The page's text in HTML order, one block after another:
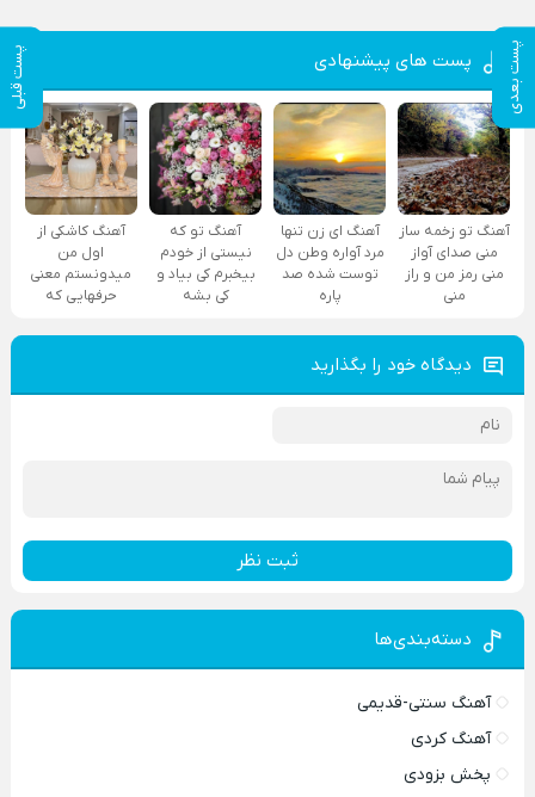
پست بعدی پست قبلی پست های پیشنهادی
آهنگ تو زخمه ساز
منی صدای آواز
منی رمز من و راز
منی
آهنگ ای زن تنها
مرد آواره وطن دل
توست شده صد
پاره
آهنگ تو که
نیستی از خودم
بیخبرم کی بیاد و
کی بشه
آهنگ کاشکی از
اول من
میدونستم معنی
حرفهایی که
دیدگاه خود را بگذارید
ثبت نظر
دسته‌بندی‌ها
آهنگ سنتی-قدیمی
آهنگ کردی
پخش بزودی